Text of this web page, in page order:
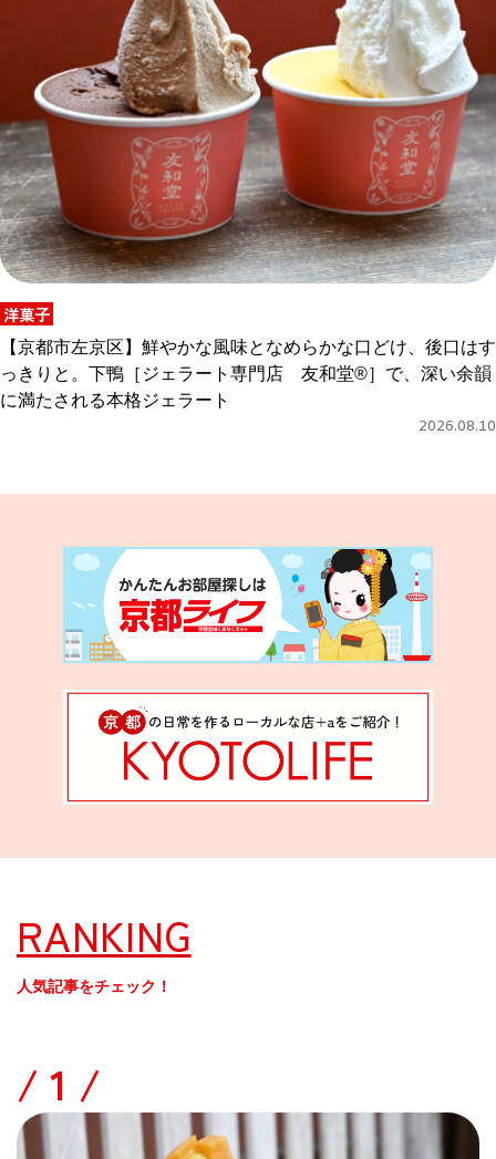
洋菓子
【京都市左京区】鮮やかな風味となめらかな口どけ、後口はす
っきりと。下鴨［ジェラート専門店 友和堂®］で、深い余韻
に満たされる本格ジェラート
2026.08.10
RANKING
人気記事をチェック！
/